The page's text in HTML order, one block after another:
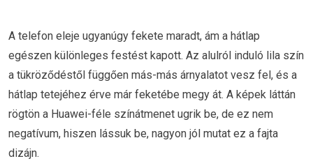
A telefon eleje ugyanúgy fekete maradt, ám a hátlap
egészen különleges festést kapott. Az alulról induló lila szín
a tükröződéstől függően más-más árnyalatot vesz fel, és a
hátlap tetejéhez érve már feketébe megy át. A képek láttán
rögtön a Huawei-féle színátmenet ugrik be, de ez nem
negatívum, hiszen lássuk be, nagyon jól mutat ez a fajta
dizájn.